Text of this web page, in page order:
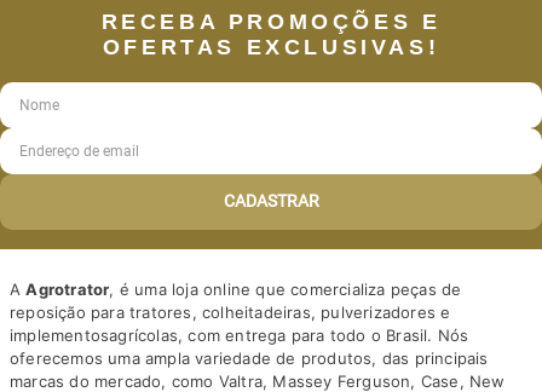
RECEBA PROMOÇÕES E
OFERTAS EXCLUSIVAS!
CADASTRAR
AAgrotrator, é uma loja online que comercializa peças de
reposição para tratores, colheitadeiras, pulverizadores e
implementosagrícolas, com entrega para todo o Brasil. Nós
oferecemos uma ampla variedade de produtos, das principais
marcas do mercado, como Valtra, Massey Ferguson, Case, New